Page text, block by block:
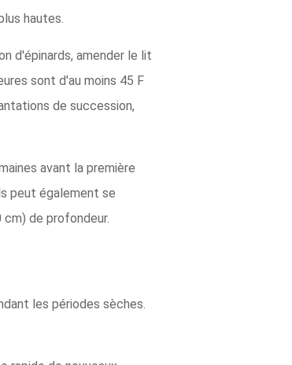
hautes.
d'épinards, amender le lit
sont d'au moins 45 F
de succession,
avant la première
peut également se
de profondeur.
les périodes sèches.